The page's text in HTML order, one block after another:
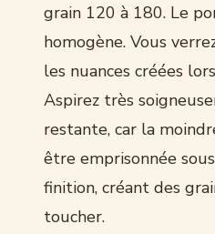
grain 120 à 180. Le
homogène. Vous
les nuances créées
Aspirez très
restante, car la
être emprisonnée
finition, créant des
toucher.